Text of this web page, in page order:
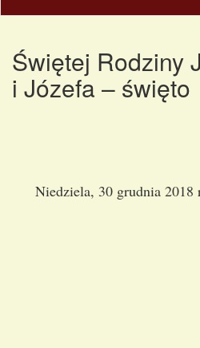
Świętej Rodziny
i Józefa – święto
Niedziela, 30 grudnia 2018